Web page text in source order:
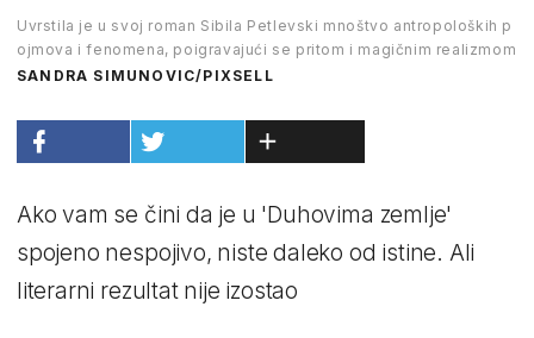
Uvrstila je u svoj roman Sibila Petlevski mnoštvo antropoloških p
ojmova i fenomena, poigravajući se pritom i magičnim realizmom
SANDRA SIMUNOVIC/PIXSELL
Ako vam se čini da je u 'Duhovima zemlje'
spojeno nespojivo, niste daleko od istine. Ali
literarni rezultat nije izostao